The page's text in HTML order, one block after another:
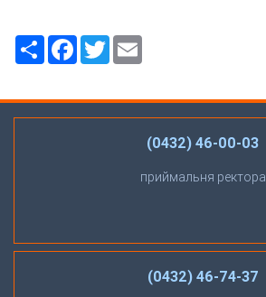
РесурсFacebook
Twitter
(0432) 46-00-03
приймальня ректора
(0432) 46-74-37